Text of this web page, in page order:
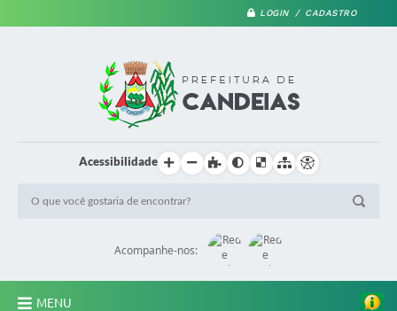
LOGIN / CADASTRO
Acessibilidade
Acompanhe-nos:
MENU